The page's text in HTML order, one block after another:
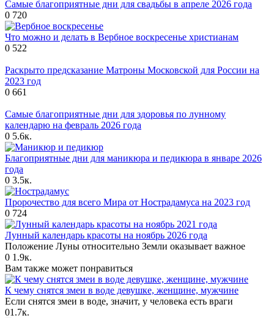
Самые благоприятные дни для свадьбы в апреле 2026 года
0 720
Что можно и делать в Вербное воскресенье христианам
0 522
Раскрыто предсказание Матроны Московской для России на
2023 год
0 661
Самые благоприятные дни для здоровья по лунному
календарю на февраль 2026 года
0 5.6к.
Благоприятные дни для маникюра и педикюра в январе 2026
года
0 3.5к.
Пророчество для всего Мира от Нострадамуса на 2023 год
0 724
Лунный календарь красоты на ноябрь 2026 года
Положение Луны относительно Земли оказывает важное
0 1.9к.
Вам также может понравиться
К чему снятся змеи в воде девушке, женщине, мужчине
Если снятся змеи в воде, значит, у человека есть враги
01.7к.